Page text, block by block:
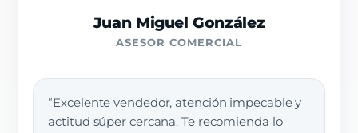
Juan Miguel González
ASESOR COMERCIAL
“Excelente vendedor, atención impecable y
actitud súper cercana. Te recomienda lo